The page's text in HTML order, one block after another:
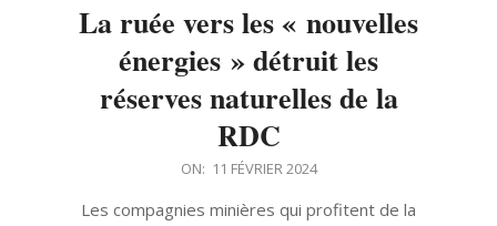
La ruée vers les « nouvelles
énergies » détruit les
réserves naturelles de la
RDC
ON: 11 FÉVRIER 2024
Les compagnies minières qui profitent de la